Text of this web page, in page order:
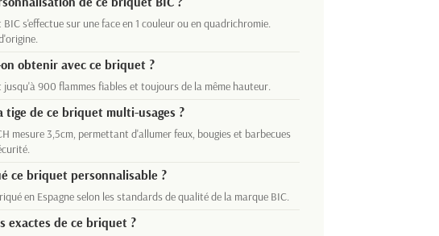
s'effectue sur une face en 1 couleur ou en quadrichromie.
obtenir avec ce briquet ?
jusqu'à 900 flammes fiables et toujours de la même hauteur.
tige de ce briquet multi-usages ?
mesure 3,5cm, permettant d'allumer feux, bougies et barbecues
ce briquet personnalisable ?
en Espagne selon les standards de qualité de la marque BIC.
exactes de ce briquet ?